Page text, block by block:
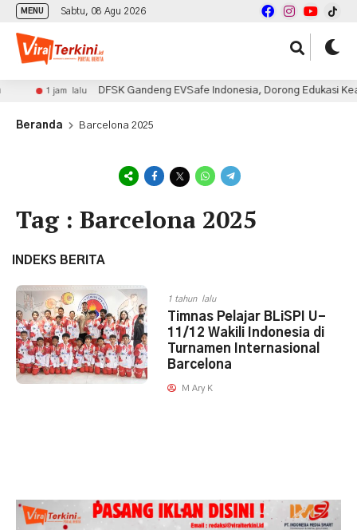
MENU Sabtu, 08 Agu 2026
1 jam lalu DFSK Gandeng EVSafe Indonesia, Dorong Edukasi
Beranda Barcelona 2025
Tag : Barcelona 2025
INDEKS BERITA
1 tahun lalu
Timnas Pelajar BLiSPI U-
11/12 Wakili Indonesia di
Turnamen Internasional
Barcelona
M Ary K